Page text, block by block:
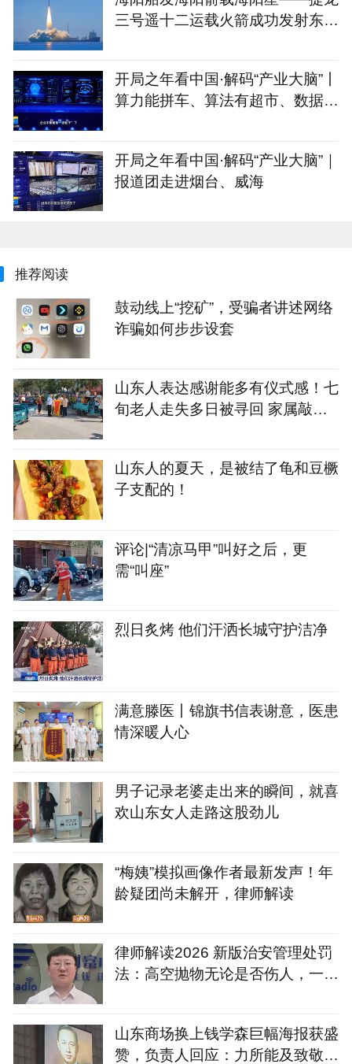
三号遥十二运载火箭成功发射东方
开局之年看中国·解码“产业大脑”丨
算力能拼车、算法有超市、数据不
开局之年看中国·解码“产业大脑”｜
报道团走进烟台、威海
推荐阅读
鼓动线上“挖矿”，受骗者讲述网络
诈骗如何步步设套
山东人表达感谢能多有仪式感！七
旬老人走失多日被寻回 家属敲锣
山东人的夏天，是被结了龟和豆橛
子支配的！
评论|“清凉马甲”叫好之后，更
需“叫座”
烈日炙烤 他们汗洒长城守护洁净
满意滕医丨锦旗书信表谢意，医患
情深暖人心
男子记录老婆走出来的瞬间，就喜
欢山东女人走路这股劲儿
“梅姨”模拟画像作者最新发声！年
龄疑团尚未解开，律师解读
律师解读2026 新版治安管理处罚
法：高空抛物无论是否伤人，一律
山东商场换上钱学森巨幅海报获盛
赞，负责人回应：力所能及致敬国